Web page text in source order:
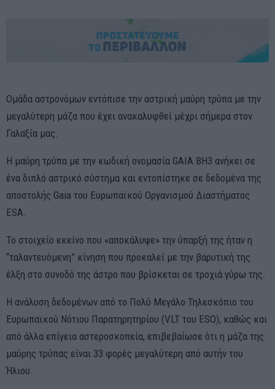
Ομάδα αστρονόμων εντόπισε την αστρική μαύρη τρύπα με την
μεγαλύτερη μάζα που έχει ανακαλυφθεί μέχρι σήμερα στον
Γαλαξία μας.
Η μαύρη τρύπα με την κωδική ονομασία GAIA BH3 ανήκει σε
ένα διπλό αστρικό σύστημα και εντοπίστηκε σε δεδομένα της
αποστολής Gaia του Ευρωπαϊκού Οργανισμού Διαστήματος
ESA.
Το στοιχείο εκείνο που «αποκάλυψε» την ύπαρξή της ήταν η
“ταλαντευόμενη” κίνηση που προκαλεί με την βαρυτική της
έλξη στο συνοδό της άστρο που βρίσκεται σε τροχιά γύρω της.
Η ανάλυση δεδομένων από το Πολύ Μεγάλο Τηλεσκόπιο του
Ευρωπαϊκού Νότιου Παρατηρητηρίου (VLT του ESO), καθώς και
από άλλα επίγεια αστεροσκοπεία, επιβεβαίωσε ότι η μάζα της
μαύρης τρύπας είναι 33 φορές μεγαλύτερη από αυτήν του
Ήλιου.